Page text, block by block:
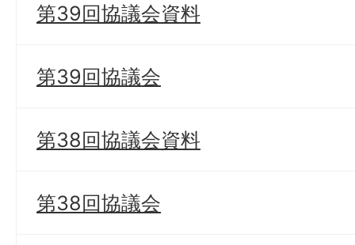
第39回協議会資料
第39回協議会
第38回協議会資料
第38回協議会